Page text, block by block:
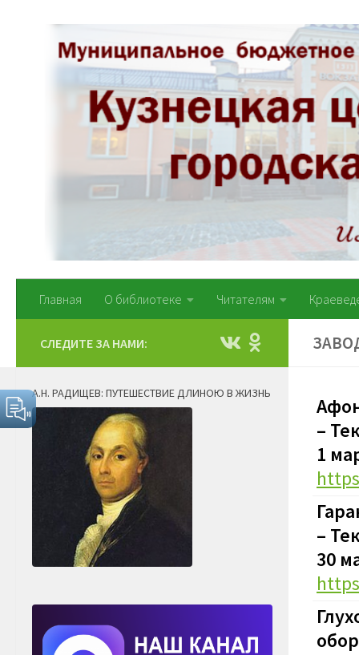
Перейти к содержимому
Главная О библиотеке Читателям
–
1
–
30
СЛЕДИТЕ ЗА НАМИ:
А.Н. РАДИЩЕВ: ПУТЕШЕСТВИЕ ДЛИНОЮ В ЖИЗНЬ